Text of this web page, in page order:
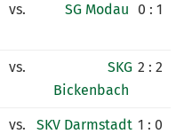
vs. SG Modau 0 : 1
vs.
SKG
Bickenbach
2 : 2
vs.
SKV Darmstadt 1 : 0